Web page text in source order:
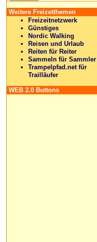
Weitere Freizetthemen
Freizeitnetzwerk
Günstiges
Nordic Walking
Reisen und Urlaub
Reiten für Reiter
Sammeln für Sammler
Trampelpfad.net für
Trailläufer
WEB 2.0 Buttons